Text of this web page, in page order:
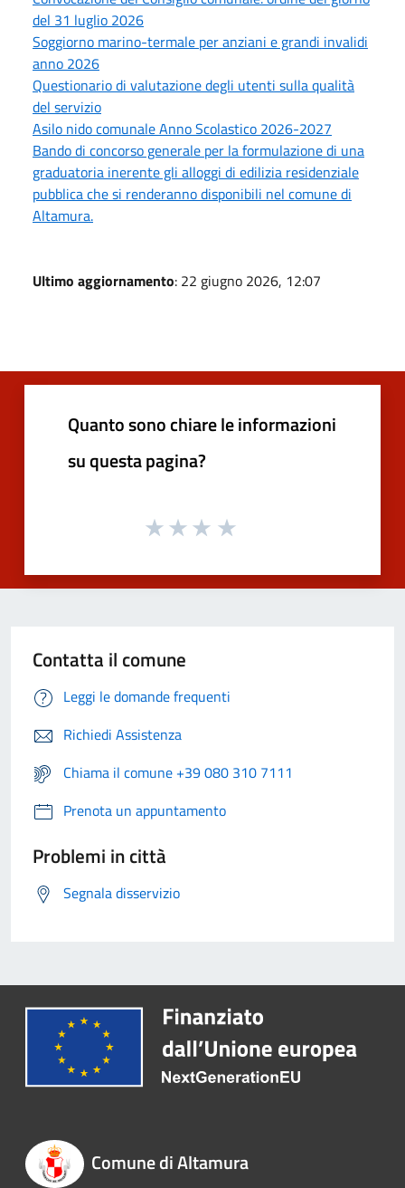
del 31 luglio 2026
Soggiorno marino-termale per anziani e grandi invalidi
anno 2026
Questionario di valutazione degli utenti sulla qualità
del servizio
Asilo nido comunale Anno Scolastico 2026-2027
Bando di concorso generale per la formulazione di una
graduatoria inerente gli alloggi di edilizia residenziale
pubblica che si renderanno disponibili nel comune di
Altamura.
Ultimo aggiornamento: 22 giugno 2026, 12:07
Quanto sono chiare le informazioni
su questa pagina?
Contatta il comune
Leggi le domande frequenti
Richiedi Assistenza
Chiama il comune +39 080 310 7111
Prenota un appuntamento
Problemi in città
Segnala disservizio
Comune di Altamura